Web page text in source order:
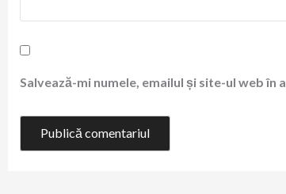
Salvează-mi numele, emailul și site-ul web